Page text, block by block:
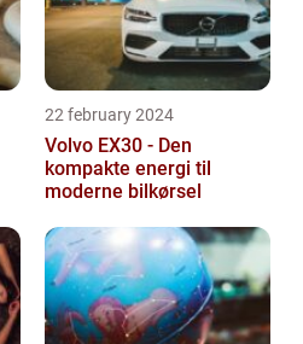
22 february 2024
Volvo EX30 - Den
kompakte energi til
moderne bilkørsel